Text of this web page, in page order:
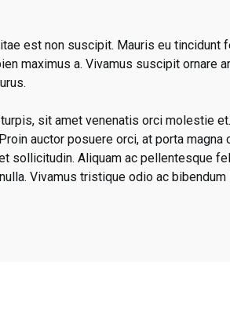
est non suscipit. Mauris eu tincidunt
maximus a. Vivamus suscipit ornare
sit amet venenatis orci molestie
auctor posuere orci, at porta
sollicitudin. Aliquam ac pellentesque
Vivamus tristique odio ac bibendum